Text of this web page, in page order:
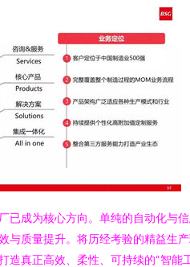
已成为核心方向。单纯的自动化与
与质量提升。将历经考验的精益生
造真正高效、柔性、可持续的“智能